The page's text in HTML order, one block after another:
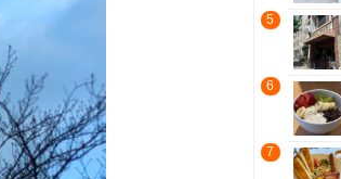
5
6
7